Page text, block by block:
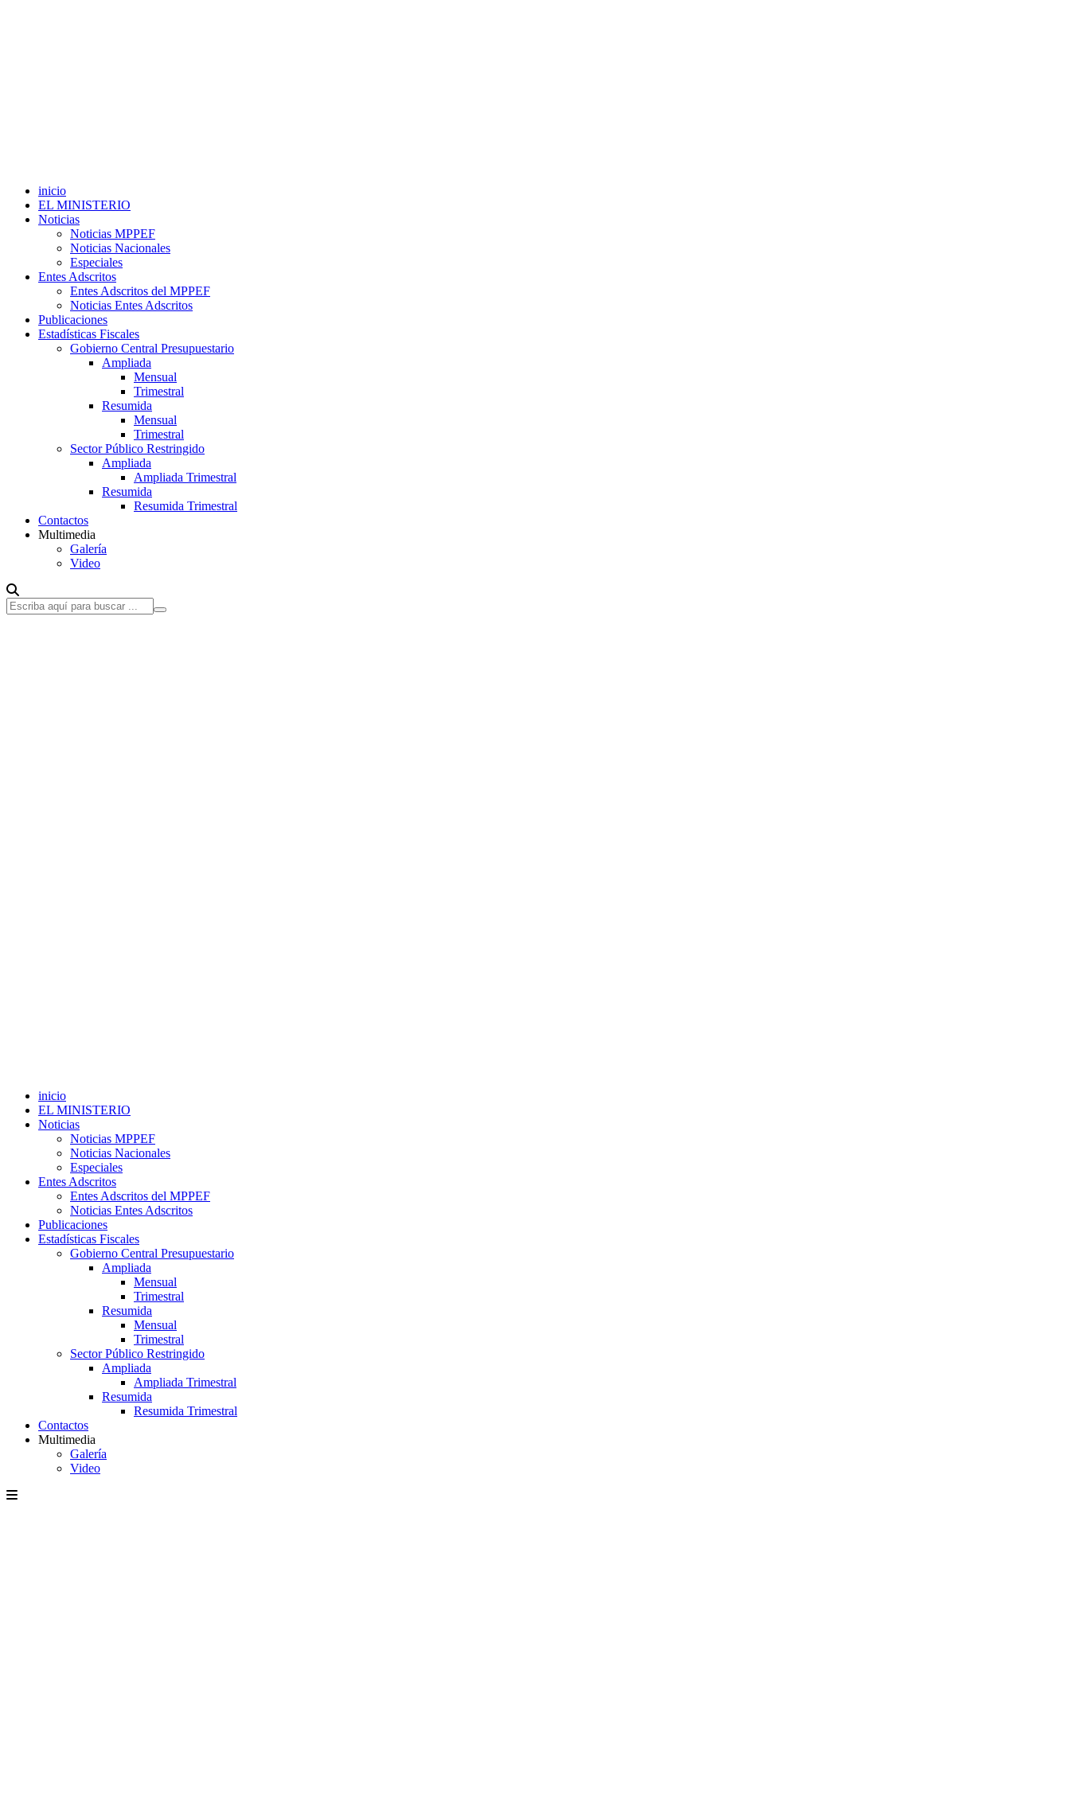
inicio
EL MINISTERIO
Noticias
Noticias MPPEF
Noticias Nacionales
Especiales
Entes Adscritos
Entes Adscritos del MPPEF
Noticias Entes Adscritos
Publicaciones
Estadísticas Fiscales
Gobierno Central Presupuestario
Ampliada
Mensual
Trimestral
Resumida
Mensual
Trimestral
Sector Público Restringido
Ampliada
Ampliada Trimestral
Resumida
Resumida Trimestral
Contactos
Multimedia
Galería
Video
inicio
EL MINISTERIO
Noticias
Noticias MPPEF
Noticias Nacionales
Especiales
Entes Adscritos
Entes Adscritos del MPPEF
Noticias Entes Adscritos
Publicaciones
Estadísticas Fiscales
Gobierno Central Presupuestario
Ampliada
Mensual
Trimestral
Resumida
Mensual
Trimestral
Sector Público Restringido
Ampliada
Ampliada Trimestral
Resumida
Resumida Trimestral
Contactos
Multimedia
Galería
Video